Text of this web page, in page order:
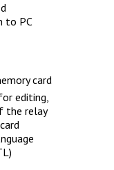
to PC
card
editing,
the relay